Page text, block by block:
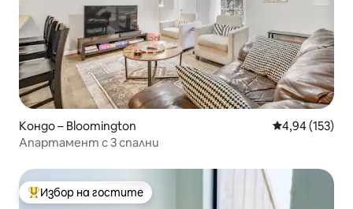
Кондо – Bloomington Средна
4,94 (153)
Апартамент с 3 спални
Най-популярен избор на гостите
Избор на гостите